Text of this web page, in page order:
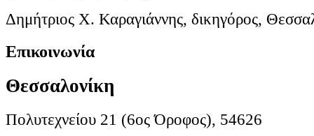
Δημήτριος Χ. Καραγιάννης, δικηγόρος,
Επικοινωνία
Θεσσαλονίκη
Πολυτεχνείου 21 (6ος Όροφος), 54626